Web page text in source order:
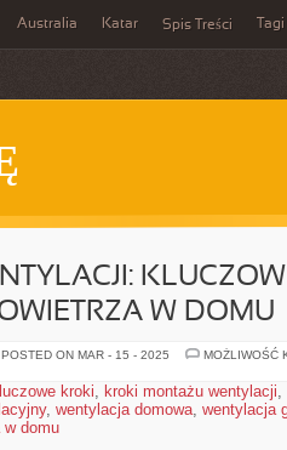
Australia Katar Spis Treści Tagi
W DOMU
POSTED ON MAR - 15 - 2025
MOŻLIWOŚĆ
kroki, kroki montażu wentylacji,
, wentylacja domowa, wentylacja
w domu